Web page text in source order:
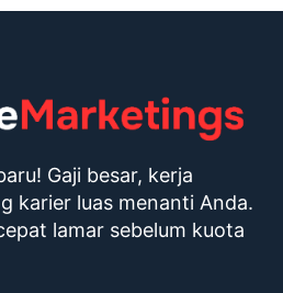
Gaji besar, kerja
karier luas menanti Anda.
lamar sebelum kuota